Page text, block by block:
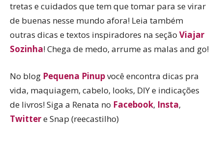
tretas e cuidados que tem que tomar para se virar
de buenas nesse mundo afora! Leia também
outras dicas e textos inspiradores na seção Viajar
Sozinha! Chega de medo, arrume as malas and go!
No blog Pequena Pinupvocê encontra dicas pra
vida, maquiagem, cabelo, looks, DIY e indicações
de livros! Siga a Renata no Facebook, Insta,
Twittere Snap (reecastilho)